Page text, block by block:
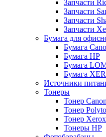
Запчасти
Запчасти
Запчасти
Запчасти
Бумага для
Бумага
Бумага HP
Бумага
Бумага
Источники
Тонеры
Тонер Canon
Тонер
Тонер Xerox
Тонеры HP